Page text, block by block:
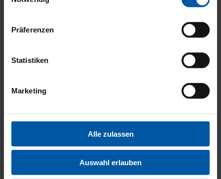
Präferenzen
Statistiken
Marketing
Alle zulassen
Auswahl erlauben